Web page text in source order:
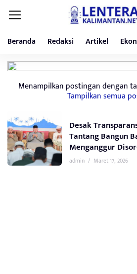
Beranda Redaksi Artikel
Menampilkan postingan dengan
Tampilkan semua
Desak
Tantang Bangun
Menganggur
admin / Maret 17, 2026